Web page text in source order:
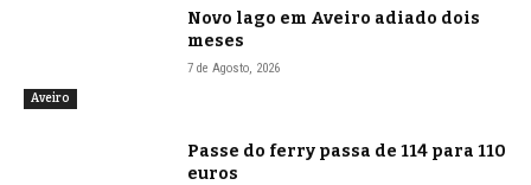
Aveiro
Novo lago em Aveiro adiado dois
meses
7 de Agosto, 2026
Passe do ferry passa de 114 para 110
euros